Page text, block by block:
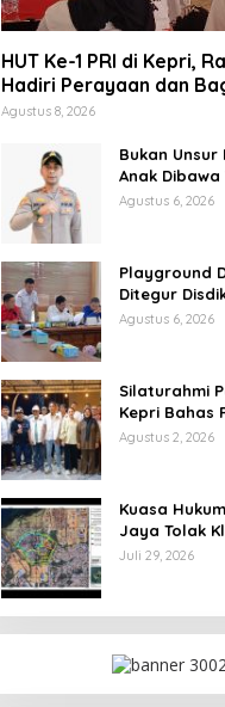
HUT Ke-1 PRI di Kepri,
Hadiri Perayaan dan
Agustus 8, 2026
Bukan Unsur
Anak
Lubuk Baja
Agustus 6, 2026
Playground
Ditegur
Jadwalkan
Agustus 6, 2026
Silaturahmi
Kepri Bahas
Ke-1 dan
Agustus 2, 2026
Kuasa
Jaya Tolak
Kampung
Juli 29, 2026